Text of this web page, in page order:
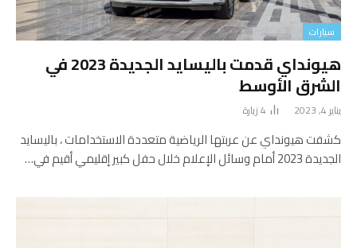
سيارات
هيونداي قدمت باليسايد الجديدة 2023 في
الشرق الأوسط
يناير 4, 2023 4زيارة
كشفت هيونداي عن عربتها الرياضية متعددة الاستخدامات ، باليسايد
الجديدة 2023 أمام وسائل الإعلام خلال حفل كبير إقليمي أقيم في…